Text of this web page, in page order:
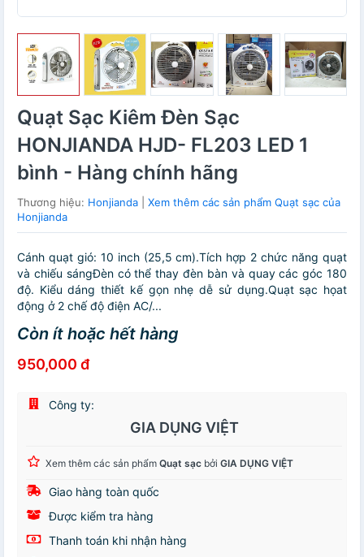
Quạt Sạc Kiêm Đèn Sạc
HONJIANDA HJD- FL203 LED 1
bình - Hàng chính hãng
Thương hiệu: Honjianda
Xem thêm các sản phẩm Quạt sạc của
Honjianda
Cánh quạt gió: 10 inch (25,5 cm).Tích hợp 2 chức năng quạt
và chiếu sángĐèn có thể thay đèn bàn và quay các góc 180
độ. Kiểu dáng thiết kế gọn nhẹ dễ sử dụng.Quạt sạc họat
động ở 2 chế độ điện AC/...
Còn ít hoặc hết hàng
950,000 đ
Công ty:
GIA DỤNG VIỆT
Xem thêm các sản phẩm Quạt sạc bởi GIA DỤNG VIỆT
Giao hàng toàn quốc
Được kiểm tra hàng
Thanh toán khi nhận hàng